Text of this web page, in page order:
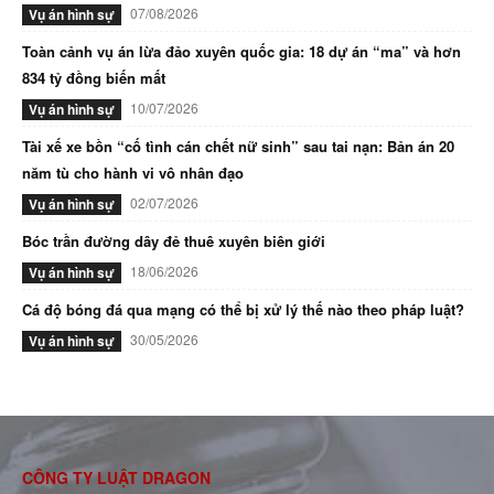
Vụ án hình sự 07/08/2026
Toàn cảnh vụ án lừa đảo xuyên quốc gia: 18 dự án “ma” và hơn
834 tỷ đồng biến mất
Vụ án hình sự 10/07/2026
Tài xế xe bồn “cố tình cán chết nữ sinh” sau tai nạn: Bản án 20
năm tù cho hành vi vô nhân đạo
Vụ án hình sự 02/07/2026
Bóc trần đường dây đẻ thuê xuyên biên giới
Vụ án hình sự 18/06/2026
Cá độ bóng đá qua mạng có thể bị xử lý thế nào theo pháp luật?
Vụ án hình sự 30/05/2026
CÔNG TY LUẬT DRAGON